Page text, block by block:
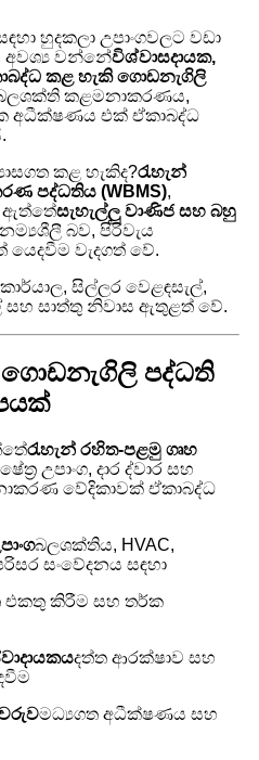
හුදකලා උපාංගවලට වඩා
අවශ්‍ය වන්නේවිශ්වාසදායක,
කළ හැකි ගොඩනැගිලි
කළමනාකරණය,
අධීක්ෂණය එක් ඒකාබද්ධ
කළ හැකිද?රැහැන්
පද්ධතිය (WBMS),
ඇත්තේසැහැල්ලු වාණිජ සහ බහු
බව, පිරිවැය
වැදගත් වේ.
සිල්ලර වෙළඳසැල්,
සාත්තු නිවාස ඇතුළත් වේ.
ගොඩනැගිලි පද්ධති
රැහැන් රහිත-පළමු ගෘහ
උපාංග, දාර ද්වාර සහ
වේදිකාවක් ඒකාබද්ධ
බලශක්තිය, HVAC,
සංවේදනය සඳහා
එකතු කිරීම සහ තර්ක
දත්ත ආරක්ෂාව සහ
මධ්‍යගත අධීක්ෂණය සහ